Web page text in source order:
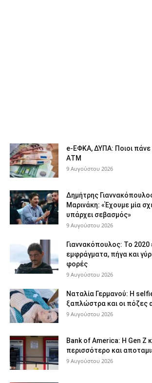
e-ΕΦΚΑ, ΔΥΠΑ: Ποιοι
ΑΤΜ
9 Αυγούστου 2026
Δημήτρης
Μαρινάκη: «Έχουμε μία
υπάρχει σεβασμός»
9 Αυγούστου 2026
Γιαννακόπουλος: Το
εμφράγματα, πήγα και
φορές
9 Αυγούστου 2026
Ναταλία Γερμανού: Η
ξαπλώστρα και οι πόζες
9 Αυγούστου 2026
Bank of America: Η Gen Z
περισσότερο και
9 Αυγούστου 2026